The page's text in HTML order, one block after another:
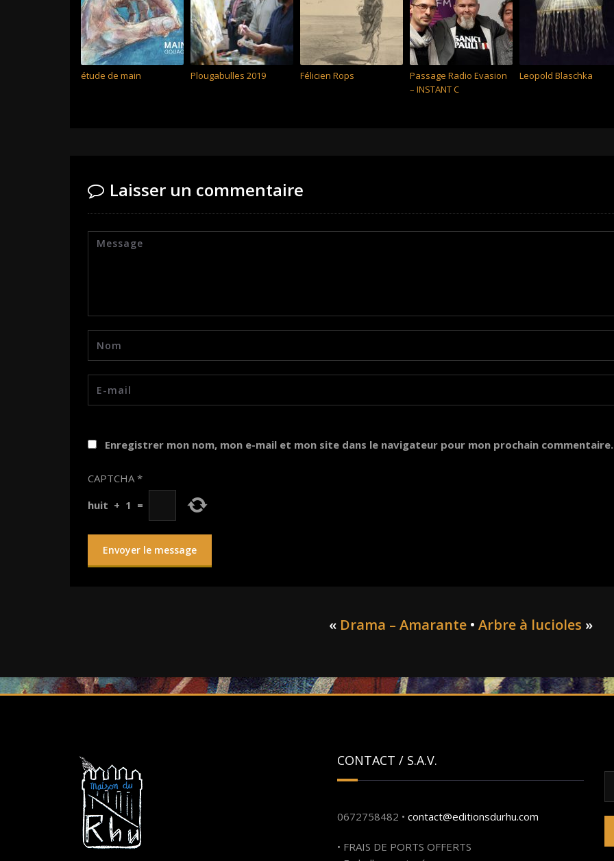
étude de main Plougabulles 2019 Félicien Rops
Passage Radio Evasion
– INSTANT C
Leopold Blaschka
Laisser un commentaire
Enregistrer mon nom, mon e-mail et mon site dans le navigateur pour mon prochain commentaire.
CAPTCHA*
huit + 1 =
« Drama – Amarante• Arbre à lucioles »
CONTACT / S.A.V.
0672758482 • contact@editionsdurhu.com
• FRAIS DE PORTS OFFERTS